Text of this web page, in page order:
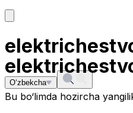
O‘zbekcha
Bu bo‘limda hozircha